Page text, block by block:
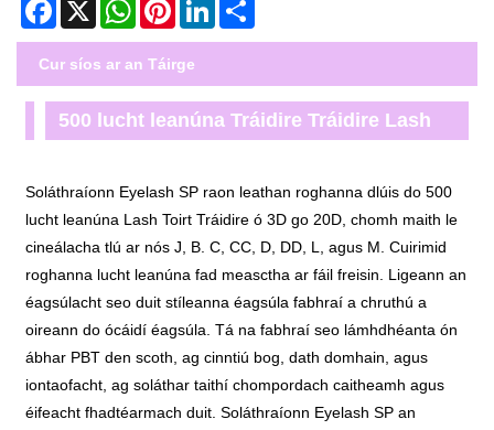
Cur síos ar an Táirge
500 lucht leanúna Tráidire Tráidire Lash
Soláthraíonn Eyelash SP raon leathan roghanna dlúis do 500
lucht leanúna Lash Toirt Tráidire ó 3D go 20D, chomh maith le
cineálacha tlú ar nós J, B. C, CC, D, DD, L, agus M. Cuirimid
roghanna lucht leanúna fad measctha ar fáil freisin. Ligeann an
éagsúlacht seo duit stíleanna éagsúla fabhraí a chruthú a
oireann do ócáidí éagsúla. Tá na fabhraí seo lámhdhéanta ón
ábhar PBT den scoth, ag cinntiú bog, dath domhain, agus
iontaofacht, ag soláthar taithí chompordach caitheamh agus
éifeacht fhadtéarmach duit. Soláthraíonn Eyelash SP an